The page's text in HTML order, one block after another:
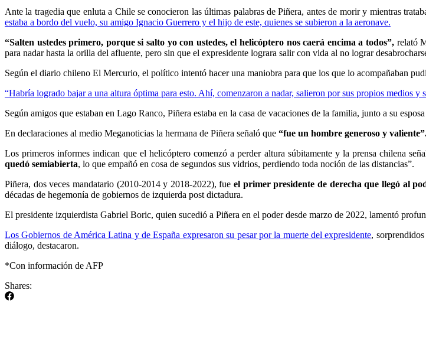
Ante la tragedia que enluta a Chile se conocieron las últimas palabras de Piñera, antes de morir y mientras
estaba a bordo del vuelo, su amigo Ignacio Guerrero y el hijo de este, quienes se subieron a la aeronave.
“Salten ustedes primero, porque si salto yo con ustedes, el helicóptero nos caerá encima a todos”, relató
para nadar hasta la orilla del afluente, pero sin que el expresidente lograra salir con vida al no lograr
Según el diario chileno El Mercurio, el político intentó hacer una maniobra para que los que lo acompañaban
“Habría logrado bajar a una altura óptima para esto. Ahí, comenzaron a nadar, salieron por sus propios medios y
Según amigos que estaban en Lago Ranco, Piñera estaba en la casa de vacaciones de la familia, junto a su
En declaraciones al medio Meganoticias la hermana de Piñera señaló que “fue un hombre generoso y
Los primeros informes indican que el helicóptero comenzó a perder altura súbitamente y la prensa chilena
quedó semiabierta, lo que empañó en cosa de segundos sus vidrios, perdiendo toda noción de las distancias”.
Piñera, dos veces mandatario (2010-2014 y 2018-2022), fueel primer presidente de derecha que llegó al
décadas de hegemonía de gobiernos de izquierda post dictadura.
El presidente izquierdista Gabriel Boric, quien sucedió a Piñera en el poder desde marzo de 2022, lamentó
Los Gobiernos de América Latina y de España expresaron su pesar por la muerte del expresidente,
diálogo, destacaron.
*Con información de AFP
Shares: